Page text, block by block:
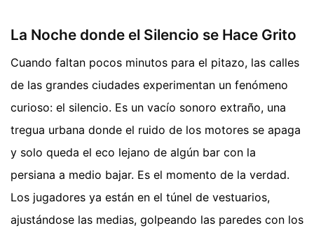
La Noche donde el Silencio se Hace Grito
Cuando faltan pocos minutos para el pitazo, las calles
de las grandes ciudades experimentan un fenómeno
curioso: el silencio. Es un vacío sonoro extraño, una
tregua urbana donde el ruido de los motores se apaga
y solo queda el eco lejano de algún bar con la
persiana a medio bajar. Es el momento de la verdad.
Los jugadores ya están en el túnel de vestuarios,
ajustándose las medias, golpeando las paredes con los